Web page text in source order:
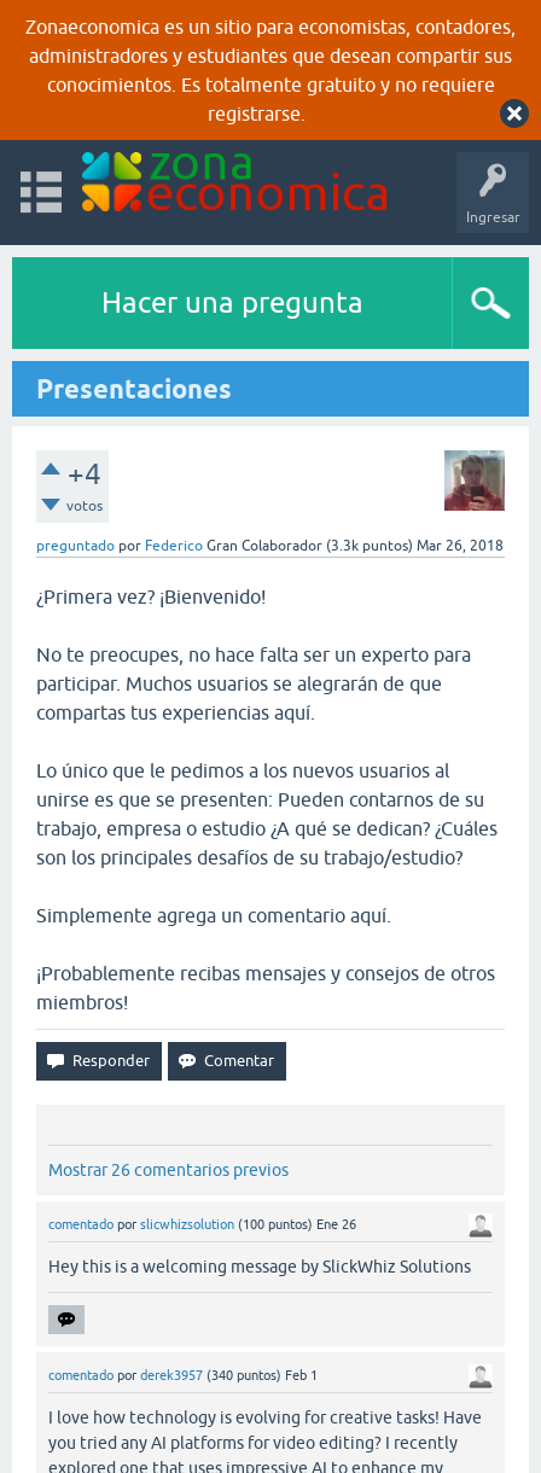
Zonaeconomica es un sitio para economistas, contadores,
administradores y estudiantes que desean compartir sus
conocimientos. Es totalmente gratuito y no requiere
registrarse.
Ingresar
Hacer una pregunta
Presentaciones
+4
votos
preguntado por Federico Gran Colaborador (3.3k puntos) Mar 26, 2018
¿Primera vez? ¡Bienvenido!
No te preocupes, no hace falta ser un experto para
participar. Muchos usuarios se alegrarán de que
compartas tus experiencias aquí.
Lo único que le pedimos a los nuevos usuarios al
unirse es que se presenten: Pueden contarnos de su
trabajo, empresa o estudio ¿A qué se dedican? ¿Cuáles
son los principales desafíos de su trabajo/estudio?
Simplemente agrega un comentario aquí.
¡Probablemente recibas mensajes y consejos de otros
miembros!
Mostrar 26 comentarios previos
comentado por slicwhizsolution (100 puntos) Ene 26
Hey this is a welcoming message by SlickWhiz Solutions
comentado por derek3957 (340 puntos) Feb 1
I love how technology is evolving for creative tasks! Have
you tried any AI platforms for video editing? I recently
explored one that uses impressive AI to enhance my